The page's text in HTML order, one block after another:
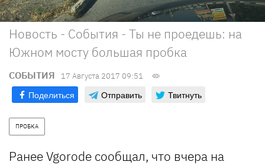
Новость - События - Ты не проедешь: на
Южном мосту большая пробка
СОБЫТИЯ 17 Августа 2017 09:51
Поделиться Отправить Твитнуть
ПРОБКА
Ранее Vgorode сообщал, что вчера на